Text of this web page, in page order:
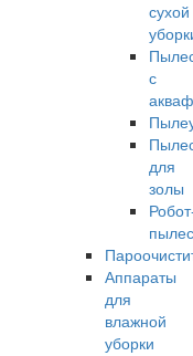
сухой
с
для
золы
Аппараты
для
влажной
уборки